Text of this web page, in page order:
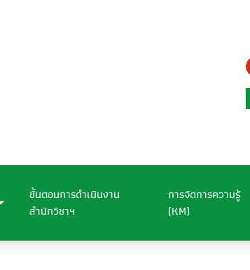
ขั้นตอนการดำเนินงาน
สำนักวิชาฯ
การจัดการความรู้
(KM)